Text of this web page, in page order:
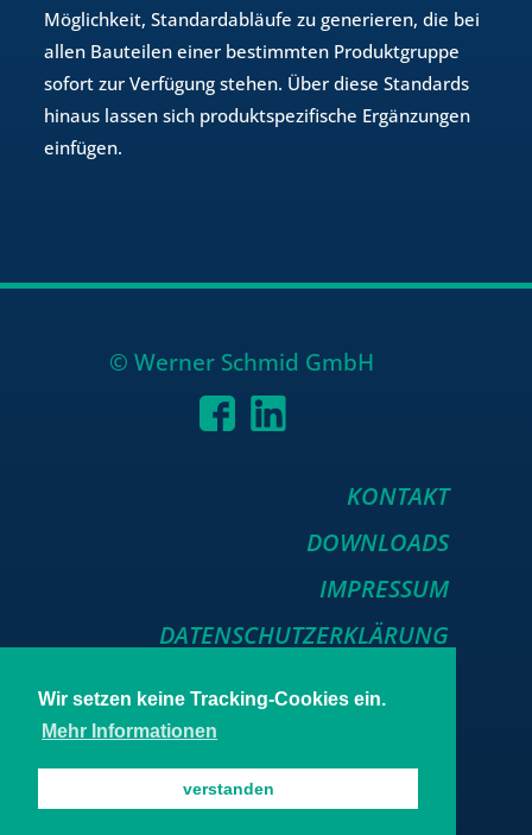
Wir setzen keine Tracking-Cookies ein.
Mehr Informationen
verstanden
Mög­lich­keit, Stan­dard­ab­läu­fe zu ge­ne­rie­ren, die bei
allen Bau­tei­len einer be­stimm­ten Pro­dukt­grup­pe
so­fort zur Ver­fü­gung ste­hen. Über diese Stan­dards
hin­aus las­sen sich pro­dukt­spe­zi­fi­sche Er­gän­zun­gen
ein­fü­gen.
© Wer­ner Schmid GmbH
KONTAKT
DOWNLOADS
IMPRESSUM
DATENSCHUTZERKLÄRUNG